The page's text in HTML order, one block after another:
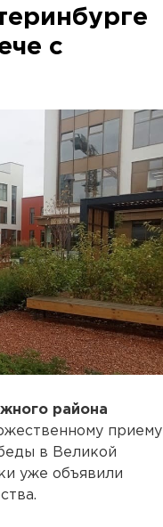
с
района
приему
в Великой
уже объявили